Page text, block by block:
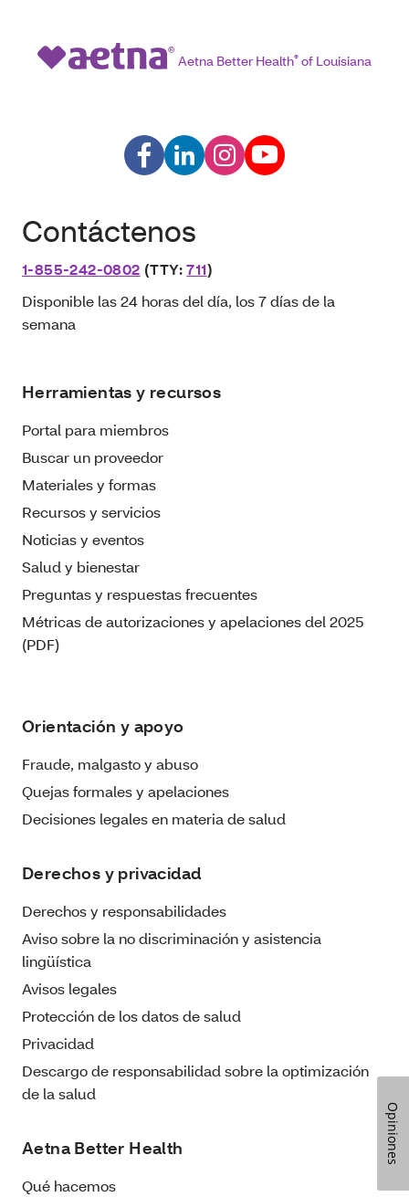
Aetna Better Health® of Louisiana
Contáctenos
1-855-242-0802 (TTY:711)
Disponible las 24 horas del día, los 7 días de la
semana
Herramientas y recursos
Portal para miembros
Buscar un proveedor
Materiales y formas
Recursos y servicios
Noticias y eventos
Salud y bienestar
Preguntas y respuestas frecuentes
Métricas de autorizaciones y apelaciones del 2025
(PDF)
Orientación y apoyo
Fraude, malgasto y abuso
Quejas formales y apelaciones
Decisiones legales en materia de salud
Derechos y privacidad
Derechos y responsabilidades
Aviso sobre la no discriminación y asistencia
lingüística
Avisos legales
Protección de los datos de salud
Privacidad
Descargo de responsabilidad sobre la optimización
de la salud
Aetna Better Health
Qué hacemos
Opiniones